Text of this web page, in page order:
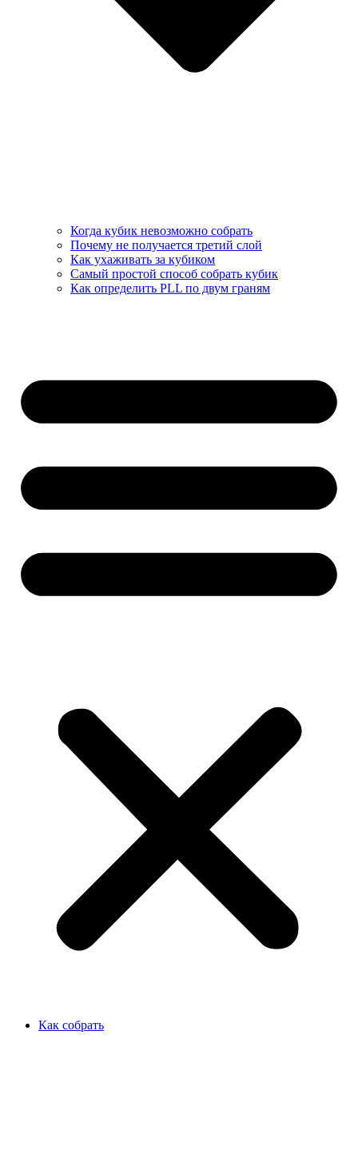
Когда кубик невозможно собрать
Почему не получается третий слой
Как ухаживать за кубиком
Самый простой способ собрать кубик
Как определить PLL по двум граням
Как собрать